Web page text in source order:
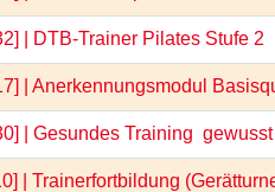
| DTB-Trainer Pilates Stufe 2
| Anerkennungsmodul
| Gesundes Training 
| Trainerfortbildung